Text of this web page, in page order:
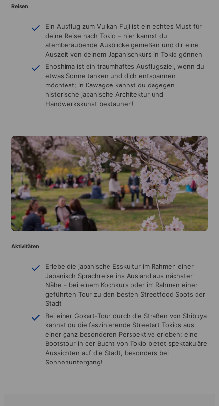
Reisen
Ein Ausflug zum Vulkan Fuji ist ein echtes Must für
deine Reise nach Tokio – hier kannst du
atemberaubende Ausblicke genießen und dir eine
Auszeit von deinem Japanischkurs in Tokio gönnen
Enoshima ist ein traumhaftes Ausflugsziel, wenn du
etwas Sonne tanken und dich entspannen
möchtest; in Kawagoe kannst du dagegen
historische japanische Architektur und
Handwerkskunst bestaunen!
Aktivitäten
Erlebe die japanische Esskultur im Rahmen einer
Japanisch Sprachreise ins Ausland aus nächster
Nähe – bei einem Kochkurs oder im Rahmen einer
geführten Tour zu den besten Streetfood Spots der
Stadt
Bei einer Gokart-Tour durch die Straßen von Shibuya
kannst du die faszinierende Streetart Tokios aus
einer ganz besonderen Perspektive erleben; eine
Bootstour in der Bucht von Tokio bietet spektakuläre
Aussichten auf die Stadt, besonders bei
Sonnenuntergang!